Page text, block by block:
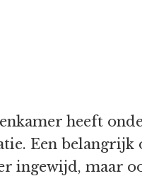
heeft
Een belangrijk
ingewijd, maar